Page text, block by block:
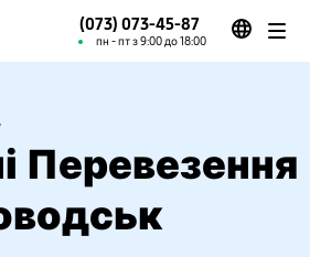
(073) 073-45-87
пн - пт з 9:00 до 18:00
Перевезення